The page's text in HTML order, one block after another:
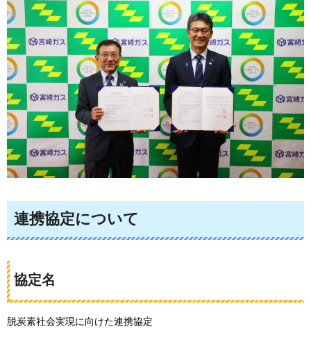
連携協定について
協定名
脱炭素社会実現に向けた連携協定